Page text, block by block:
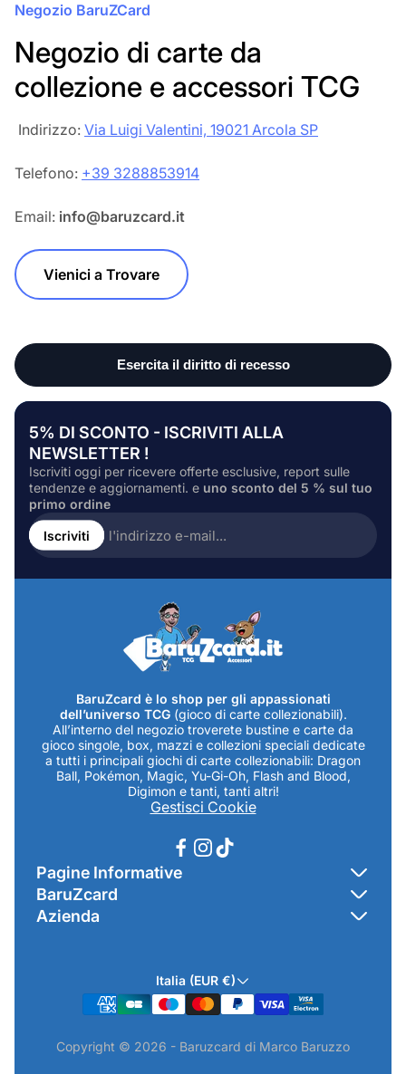
Negozio BaruZCard
Negozio di carte da
collezione e accessori TCG
‎‎ Indirizzo: Via Luigi Valentini, 19021 Arcola SP
Telefono: +39 3288853914
Email: info@baruzcard.it
Vienici a Trovare
5% DI SCONTO - ISCRIVITI ALLA
NEWSLETTER !
Iscriviti oggi per ricevere offerte esclusive, report sulle
tendenze e aggiornamenti. e uno sconto del 5 % sul tuo
primo ordine
Inserire
l'indirizzo
e-
Iscriviti
BaruZcard è lo shop per gli appassionati
dell’universo TCG (gioco di carte collezionabili).
All’interno del negozio troverete bustine e carte da
gioco singole, box, mazzi e collezioni speciali dedicate
a tutti i principali giochi di carte collezionabili: Dragon
Ball, Pokémon, Magic, Yu-Gi-Oh, Flash and Blood,
Digimon e tanti, tanti altri!
Gestisci Cookie
Pagine Informative
Contatti
Termini & Condizioni
BaruZcard
Chi-sono
Scopri il Negozio Fisico !
Azienda
Indirizzo Negozio: Via Luigi Valentini 1a Traversa - SNC
19021 Arcola (SP)
P.IVA.: 01520250117
Italia (EUR €)
Copyright © 2026 - Baruzcard di Marco Baruzzo